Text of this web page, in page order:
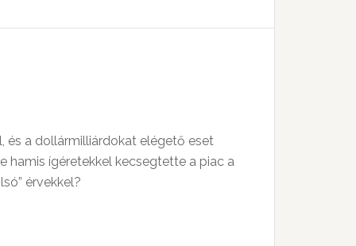
a dollármilliárdokat elégető eset
hamis ígéretekkel kecsegtette a piac a
érvekkel?